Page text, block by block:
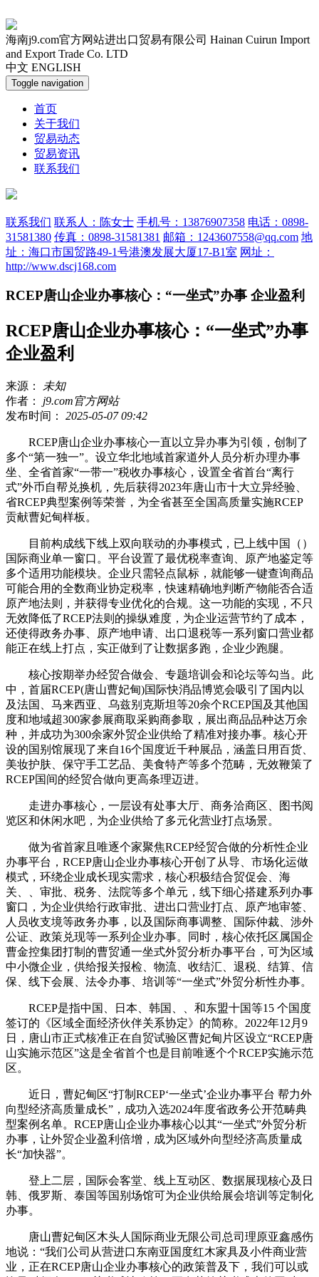
海南j9.com官方网站进出口贸易有限公司 Hainan Cuirun Import
and Export Trade Co. LTD
中文 ENGLISH
Toggle navigation
首页
关于我们
贸易动态
贸易资讯
联系我们
联系我们 联系人：陈女士 手机号：13876907358 电话：0898-
31581380 传真：0898-31581381 邮箱：1243607558@qq.com 地
址：海口市国贸路49-1号港澳发展大厦17-B1室 网址：
http://www.dscj168.com
RCEP唐山企业办事核心：“一坐式”办事 企业盈利
RCEP唐山企业办事核心：“一坐式”办事
企业盈利
来源：
未知
作者： j9.com官方网站
发布时间： 2025-05-07 09:42
RCEP唐山企业办事核心一直以立异办事为引领，创制了
多个“第一独一”。设立华北地域首家道外人员分析办理办事
坐、全省首家“一带一”税收办事核心，设置全省首台“离行
式”外币自帮兑换机，先后获得2023年唐山市十大立异经验、
省RCEP典型案例等荣誉，为全省甚至全国高质量实施RCEP
贡献曹妃甸样板。
目前构成线下线上双向联动的办事模式，已上线中国（）
国际商业单一窗口。平台设置了最优税率查询、原产地鉴定等
多个适用功能模块。企业只需轻点鼠标，就能够一键查询商品
可能合用的全数商业协定税率，快速精确地判断产物能否合适
原产地法则，并获得专业优化的合规。这一功能的实现，不只
无效降低了RCEP法则的操纵难度，为企业运营节约了成本，
还使得政务办事、原产地申请、出口退税等一系列窗口营业都
能正在线上打点，实正做到了让数据多跑，企业少跑腿。
核心按期举办经贸合做会、专题培训会和论坛等勾当。此
中，首届RCEP(唐山曹妃甸)国际快消品博览会吸引了国内以
及法国、马来西亚、乌兹别克斯坦等20余个RCEP国及其他国
度和地域超300家参展商取采购商参取，展出商品品种达万余
种，并成功为300余家外贸企业供给了精准对接办事。核心开
设的国别馆展现了来自16个国度近千种展品，涵盖日用百货、
美妆护肤、保守手工艺品、美食特产等多个范畴，无效鞭策了
RCEP国间的经贸合做向更高条理迈进。
走进办事核心，一层设有处事大厅、商务洽商区、图书阅
览区和休闲水吧，为企业供给了多元化营业打点场景。
做为省首家且唯逐个家聚焦RCEP经贸合做的分析性企业
办事平台，RCEP唐山企业办事核心开创了从导、市场化运做
模式，环绕企业成长现实需求，核心积极结合贸促会、海
关、、审批、税务、法院等多个单元，线下细心搭建系列办事
窗口，为企业供给行政审批、进出口营业打点、原产地审签、
人员收支境等政务办事，以及国际商事调整、国际仲裁、涉外
公证、政策兑现等一系列企业办事。同时，核心依托区属国企
曹金控集团打制的曹贸通一坐式外贸分析办事平台，可为区域
中小微企业，供给报关报检、物流、收结汇、退税、结算、信
保、线下会展、法令办事、培训等“一坐式”外贸分析性办事。
RCEP是指中国、日本、韩国、、和东盟十国等15 个国度
签订的《区域全面经济伙伴关系协定》的简称。2022年12月9
日，唐山市正式核准正在自贸试验区曹妃甸片区设立“RCEP唐
山实施示范区”这是全省首个也是目前唯逐个个RCEP实施示范
区。
近日，曹妃甸区“打制RCEP‘一坐式’企业办事平台 帮力外
向型经济高质量成长”，成功入选2024年度省政务公开范畴典
型案例名单。RCEP唐山企业办事核心以其“一坐式”外贸分析
办事，让外贸企业盈利倍增，成为区域外向型经济高质量成
长“加快器”。
登上二层，国际会客堂、线上互动区、数据展现核心及日
韩、俄罗斯、泰国等国别场馆可为企业供给展会培训等定制化
办事。
唐山曹妃甸区木头人国际商业无限公司总司理原亚鑫感伤
地说：“我们公司从营进口东南亚国度红木家具及小件商业营
业，正在RCEP唐山企业办事核心的政策普及下，我们可以或